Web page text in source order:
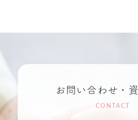
お問い合わせ・
CONTACT